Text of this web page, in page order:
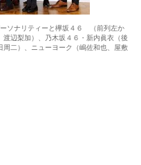
ーソナリティーと欅坂４６ （前列左か
辺梨加）、乃木坂４６・新内眞衣（後
二）、ニューヨーク（嶋佐和也、屋敷